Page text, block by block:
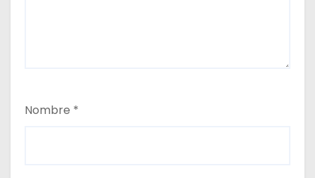
Nombre *